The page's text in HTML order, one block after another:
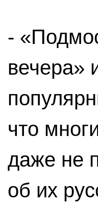
-
вечера»
что
даже не
об их